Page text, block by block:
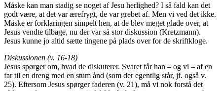
Måske kan man stadig se noget af Jesu herlighed? I så fald kan det
godt være, at det var ærefrygt, de var grebet af. Men vi ved det ikke.
Måske er forklaringen simpelt hen, at de blev meget glade over, at
Jesus vendte tilbage, nu der var så stor diskussion (Kretzmann).
Jesus kunne jo altid sætte tingene på plads over for de skriftkloge.
Diskussionen (v. 16-18)
Jesus spørger om, hvad de diskuterer. Svaret får han – og vi – af en
far til en dreng med en stum ånd (som der egentlig står, jf. også v.
25). Eftersom Jesus spørger faderen (v. 21), må vi nok forstå det